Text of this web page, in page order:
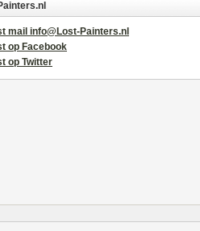
mail info@Lost-Painters.nl
op Facebook
op Twitter